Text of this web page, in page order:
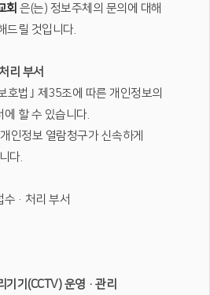
회 은(는) 정보주체의 문의에 대해
드릴 것입니다.
리 부서
호법｣ 제35조에 따른 개인정보의
할 수 있습니다.
인정보 열람청구가 신속하게
다.
수·처리 부서
기기(CCTV) 운영·관리